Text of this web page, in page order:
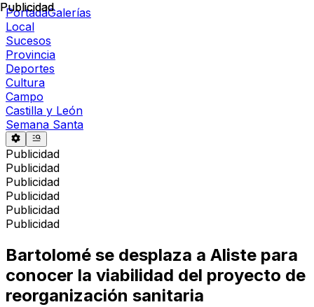
PortadaGalerías
Local
Sucesos
Provincia
Deportes
Cultura
Campo
Castilla y León
Semana Santa
Publicidad
Publicidad
Publicidad
Publicidad
Publicidad
Publicidad
Publicidad
Bartolomé se desplaza a Aliste para
conocer la viabilidad del proyecto de
reorganización sanitaria
Publicidad